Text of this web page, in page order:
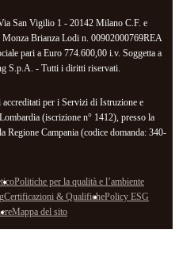
San Vigilio 1 - 20142 Milano C.F. e
Brianza Lodi n. 00902000769REA
pari a Euro 774.600,00 i.v. Soggetta a
S.p.A. - Tutti i diritti riservati.
per i Servizi di Istruzione e
(iscrizione n° 1412), presso la
Regione Campania (codice domanda: 340-
Politiche per la qualità e l’ambiente
Certificazioni & QualifichePolicy ESG
Mappa del sito